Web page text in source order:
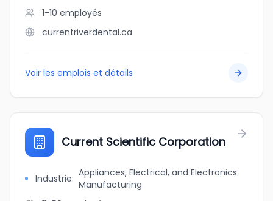
1-10 employés
currentriverdental.ca
Voir les emplois et détails
Current Scientific Corporation
Industrie: Appliances, Electrical, and Electronics
Manufacturing